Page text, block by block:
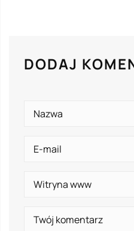
DODAJ